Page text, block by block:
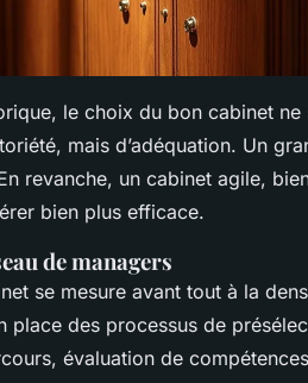
le choix du bon cabinet ne
mais d’adéquation. Un
revanche, un cabinet agile,
bien plus efficace.
de managers
se mesure avant tout à la
place des processus de
évaluation de